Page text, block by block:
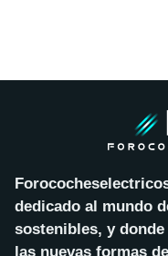
dedicado al mundo
sostenibles, y
las nuevas formas